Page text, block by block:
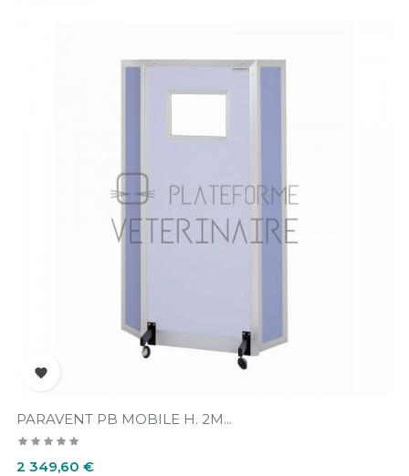

PARAVENT PB MOBILE H. 2M...
Prix
2 349,60 €